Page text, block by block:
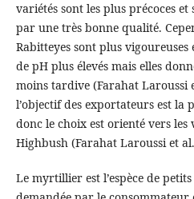
variétés sont les plus précoces
par une très bonne qualité.
Rabitteyes sont plus
de pH plus élevés mais elles
moins tardive (Farahat Laroussi
l’objectif des exportateurs est la
donc le choix est orienté vers
Highbush (Farahat Laroussi et
Le myrtillier est l’espèce de